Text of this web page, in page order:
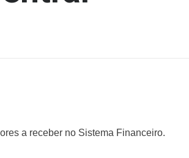
a receber no Sistema Financeiro.